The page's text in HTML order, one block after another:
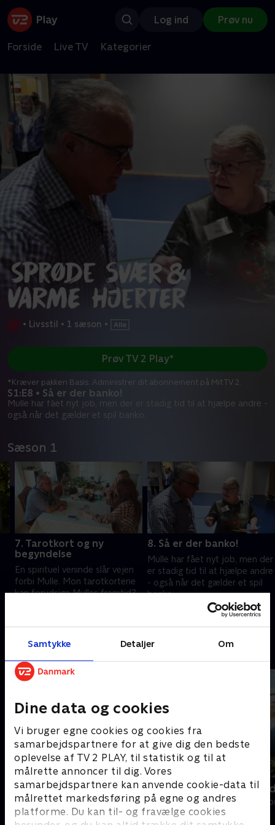
Samtykke Detaljer Om
Dine data og cookies
Vi bruger egne cookies og cookies fra
samarbejdspartnere for at give dig den bedste
oplevelse af TV 2 PLAY, til statistik og til at
målrette annoncer til dig. Vores
samarbejdspartnere kan anvende cookie-data til
målrettet markedsføring på egne og andres
platforme. Du kan til- og fravælge cookies
Log ind Prøv nu
Forside Live TV Kategorier
• Livsstil • 1 sæson •
S1:E8 • Så er der banko!
Mulle har fået nyt job, men der er stadig tid til at hjælpe andre -
også når det gælder et spil banko.
Prøv TV 2 Play*
*Kræver pakken Basis. Administrer dit abonnement på Mit TV 2.
Sæson 1
7. Tarotkort og ny
begyndelse
En spirituel veninde slår vejen
forbi Mulle. Mon tarotkortene
kan forudsige Mulles fremtid?
8. Så er der banko!
Mulle har fået nyt job, men der
er stadig tid til at hjælpe andre
- også når det gælder et spil
banko.
5. februar 2026 • 9 min
Andre så også
Jul på alpehotellet
Livsstil • 1 sæsoner
To ens -
Livsstil • 2